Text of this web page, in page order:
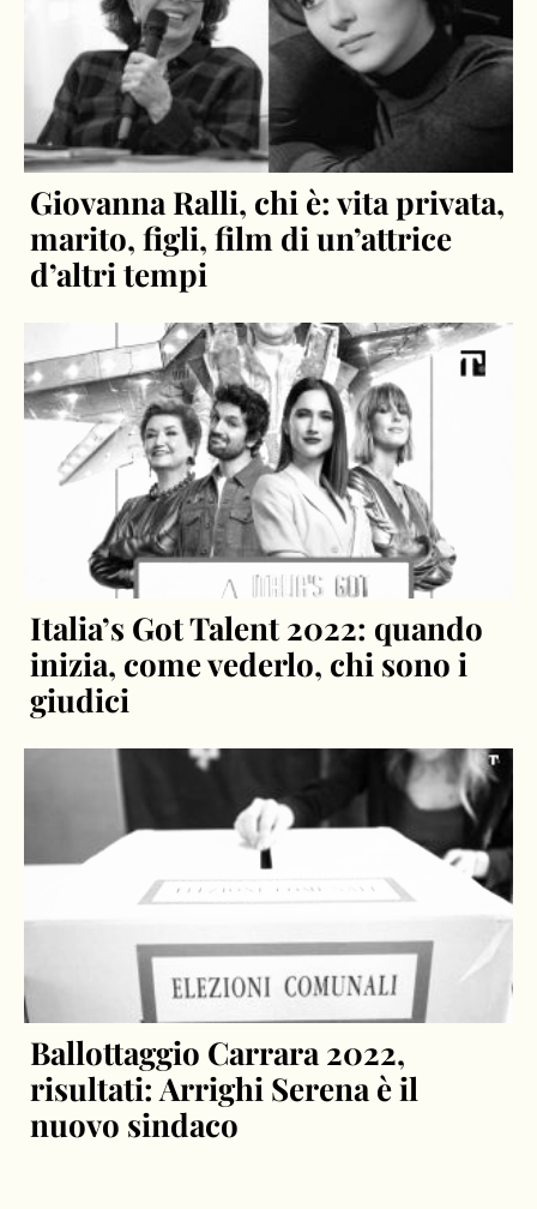
Giovanna Ralli, chi è: vita privata,
marito, figli, film di un’attrice
d’altri tempi
Italia’s Got Talent 2022: quando
inizia, come vederlo, chi sono i
giudici
Ballottaggio Carrara 2022,
risultati: Arrighi Serena è il
nuovo sindaco